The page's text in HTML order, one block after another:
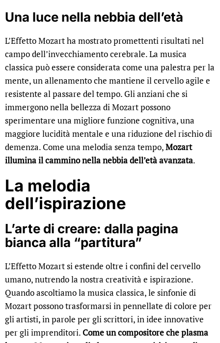
Una luce nella nebbia dell’età
L’Effetto Mozart ha mostrato promettenti risultati nel
campo dell’invecchiamento cerebrale. La musica
classica può essere considerata come una palestra per la
mente, un allenamento che mantiene il cervello agile e
resistente al passare del tempo. Gli anziani che si
immergono nella bellezza di Mozart possono
sperimentare una migliore funzione cognitiva, una
maggiore lucidità mentale e una riduzione del rischio di
demenza. Come una melodia senza tempo,Mozart
illumina il cammino nella nebbia dell’età avanzata.
La melodia
dell’ispirazione
L’arte di creare: dalla pagina
bianca alla “partitura”
L’Effetto Mozart si estende oltre i confini del cervello
umano, nutrendo la nostra creatività e ispirazione.
Quando ascoltiamo la musica classica, le sinfonie di
Mozart possono trasformarsi in pennellate di colore per
gli artisti, in parole per gli scrittori, in idee innovative
per gli imprenditori. Come un compositore che plasma